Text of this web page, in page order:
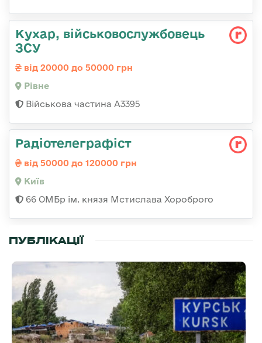
Кухар, військовослужбовець
ЗСУ
від 20000 до 50000 грн
Рівне
Військова частина А3395
Радіотелеграфіст
від 50000 до 120000 грн
Київ
66 ОМБр ім. князя Мстислава Хороброго
ПУБЛІКАЦІЇ